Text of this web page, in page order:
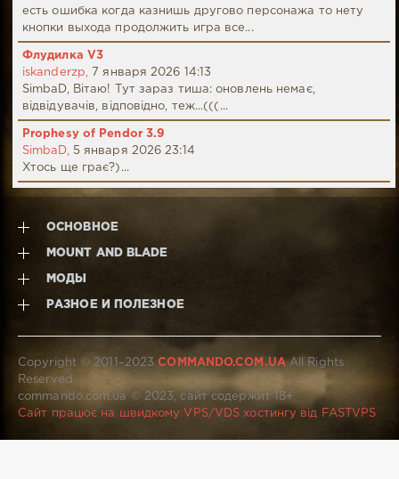
есть ошибка когда казнишь другово персонажа то нету
кнопки выхода продолжить игра все...
Флудилка V3
iskanderzp,
7 января 2026 14:13
SimbaD, Вітаю! Тут зараз тиша: оновлень немає,
відвідувачів, відповідно, теж...(((...
Prophesy of Pendor 3.9
SimbaD,
5 января 2026 23:14
Хтось ще грає?)...
ОСНОВНОЕ
MOUNT AND BLADE
МОДЫ
РАЗНОЕ И ПОЛЕЗНОЕ
Copyright © 2011–2023COMMANDO.COM.UAAll Rights
Reserved.
commando.com.ua © 2023, сайт содержит 18+
Сайт працює на швидкому VPS/VDS хостингу від FASTVPS